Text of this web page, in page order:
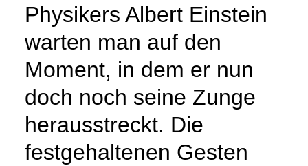
Physikers Albert Einstein
warten man auf den
Moment, in dem er nun
doch noch seine Zunge
herausstreckt. Die
festgehaltenen Gesten